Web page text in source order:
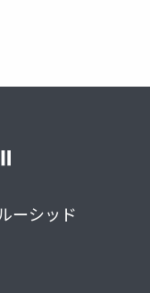
ーシッド